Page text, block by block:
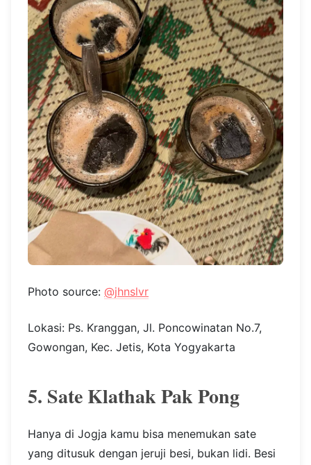
Photo source: @jhnslvr
Lokasi: Ps. Kranggan, Jl. Poncowinatan No.7,
Gowongan, Kec. Jetis, Kota Yogyakarta
5. Sate Klathak Pak Pong
Hanya di Jogja kamu bisa menemukan sate
yang ditusuk dengan jeruji besi, bukan lidi. Besi